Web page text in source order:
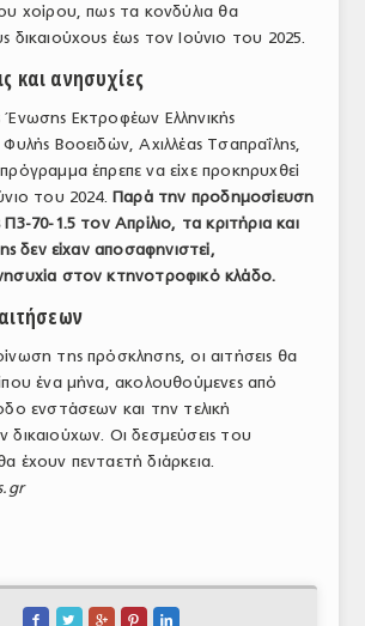
χοίρου, πως τα κονδύλια θα
δικαιούχους έως τον Ιούνιο του 2025.
και ανησυχίες
Εκτροφέων Ελληνικής
Βοοειδών, Αχιλλέας Τσαπραΐλης,
έπρεπε να είχε προκηρυχθεί
του 2024. Παρά την προδημοσίευση
70-1.5 τον Απρίλιο, τα κριτήρια και
δεν είχαν αποσαφηνιστεί,
στον κτηνοτροφικό κλάδο.
της πρόσκλησης, οι αιτήσεις θα
ένα μήνα, ακολουθούμενες από
ενστάσεων και την τελική
Οι δεσμεύσεις του
έχουν πενταετή διάρκεια.
    